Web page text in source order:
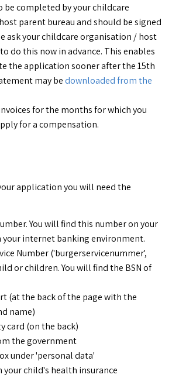
be completed by your childcare
parent bureau and should be signed
ask your childcare organisation / host
do this now in advance. This enables
the application sooner after the 15th
may bedownloaded from the
for the months for which you
for a compensation.
application you will need the
You will find this number on your
your internet banking environment.
Number ('burgerservicenummer',
or children. You will find the BSN of
(at the back of the page with the
name)
card (on the back)
the government
under 'personal data'
child's health insurance